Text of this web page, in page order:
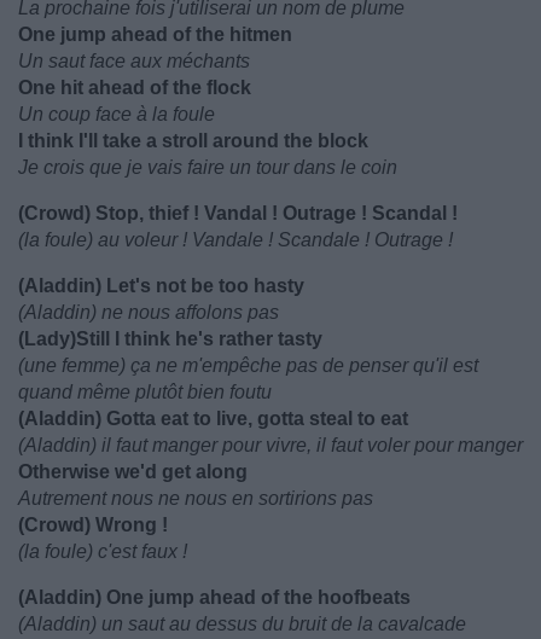
La prochaine fois j'utiliserai un nom de plume
One jump ahead of the hitmen
Un saut face aux méchants
One hit ahead of the flock
Un coup face à la foule
I think I'll take a stroll around the block
Je crois que je vais faire un tour dans le coin
(Crowd) Stop, thief ! Vandal ! Outrage ! Scandal !
(la foule) au voleur ! Vandale ! Scandale ! Outrage !
(Aladdin) Let's not be too hasty
(Aladdin) ne nous affolons pas
(Lady)Still I think he's rather tasty
(une femme) ça ne m'empêche pas de penser qu'il est
quand même plutôt bien foutu
(Aladdin) Gotta eat to live, gotta steal to eat
(Aladdin) il faut manger pour vivre, il faut voler pour manger
Otherwise we'd get along
Autrement nous ne nous en sortirions pas
(Crowd) Wrong !
(la foule) c'est faux !
(Aladdin) One jump ahead of the hoofbeats
(Aladdin) un saut au dessus du bruit de la cavalcade